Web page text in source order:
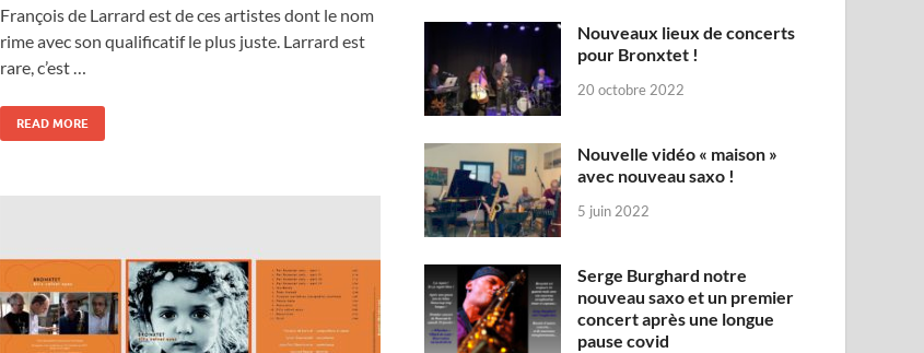
François de Larrard est de ces artistes dont le nom
rime avec son qualificatif le plus juste. Larrard est
rare, c’est …
READ MORE
Nouveaux lieux de concerts
pour Bronxtet !
20 octobre 2022
Nouvelle vidéo « maison »
avec nouveau saxo !
5 juin 2022
Serge Burghard notre
nouveau saxo et un premier
concert après une longue
pause covid